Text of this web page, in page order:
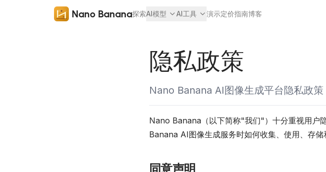
Nano Banana探索AI模型 AI工具 演示定价指南博客
隐私政策
Nano Banana AI图像生成平台隐私政策
Nano Banana（以下简称"我们"）十分重视用户
Banana AI图像生成服务时如何收集、使用、存储
同意声明